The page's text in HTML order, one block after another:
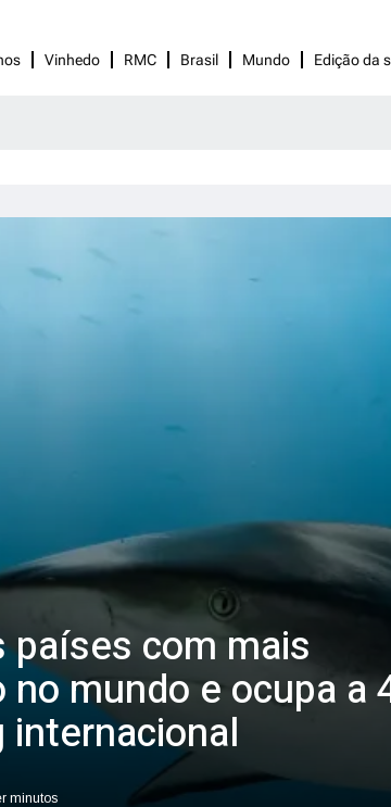
Vinhedo RMC Brasil Mundo Edição da
com mais
mundo e ocupa a
internacional
minutos